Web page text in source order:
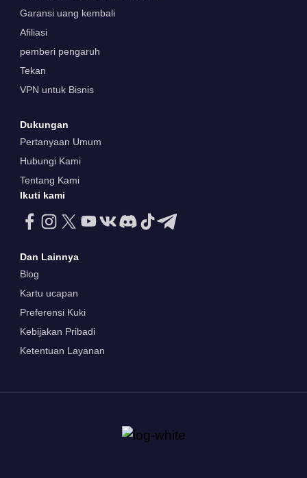
Garansi uang kembali
Afiliasi
pemberi pengaruh
Tekan
VPN untuk Bisnis
Dukungan
Pertanyaan Umum
Hubungi Kami
Tentang Kami
Ikuti kami
Dan Lainnya
Blog
Kartu ucapan
Preferensi Kuki
Kebijakan Pribadi
Ketentuan Layanan